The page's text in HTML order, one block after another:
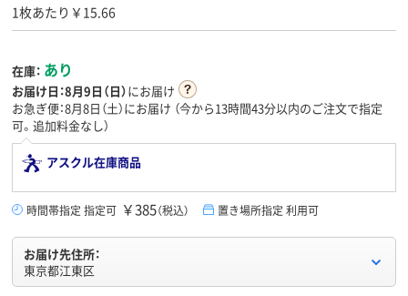
1枚あたり￥15.66
在庫： あり
お届け日：8月9日（日）にお届け
お急ぎ便：8月8日（土）にお届け （今から13時間43分以内のご注文で指定
可。追加料金なし）
アスクル在庫商品
時間帯指定 指定可 ￥385（税込） 置き場所指定 利用可
お届け先住所：
東京都江東区